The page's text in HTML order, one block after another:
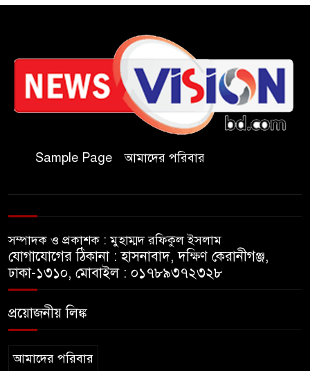
পালন করছে তানযীমুল উম্মাহ
আলিম মাদ্রাসা
জুলাই গণঅভ্যুত্থান দিবসে কুবি
ছাত্রদলের পরিচ্ছন্নতা ও বৃক্ষরোপণ
কর্মসূচি
রাষ্ট্রবিরোধী গোপন কর্মকাণ্ডে’র দায়ে
ইসলামপুরে ‘জুলাই গণঅভ্যুত্থান
দিবস উপলক্ষ্যে আলোচনা সভা ও
সংবর্ধনা অনুষ্ঠান অনুষ্ঠিত
Sample Page আমাদের পরিবার
সম্পাদক ও প্রকাশক : মুহাম্মদ রফিকুল ইসলাম
যোগাযোগের ঠিকানা : হাসনাবাদ, দক্ষিণ কেরানীগঞ্জ,
ঢাকা-১৩১০, মোবাইল : ০১৭৮৯৩৭২৩২৮
প্রয়োজনীয় লিঙ্ক
আমাদের পরিবার